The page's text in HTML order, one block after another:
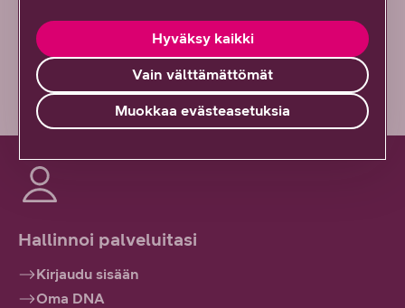
Vaikuttaako liittymän vaihtaminen
puhelimeni yhteystietoihin?
Hallinnoi palveluitasi
Kirjaudu sisään
Oma DNA
Vain välttämättömät
Hyväksy kaikki
Muokkaa evästeasetuksia